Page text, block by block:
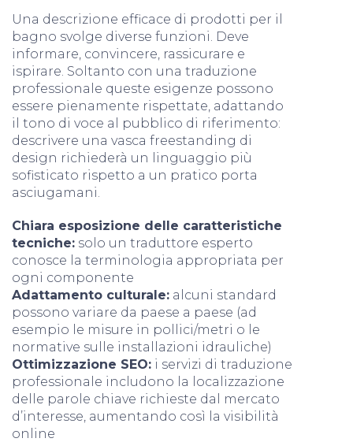
Una descrizione efficace di prodotti per il
bagno svolge diverse funzioni. Deve
informare, convincere, rassicurare e
ispirare. Soltanto con una traduzione
professionale queste esigenze possono
essere pienamente rispettate, adattando
il tono di voce al pubblico di riferimento:
descrivere una vasca freestanding di
design richiederà un linguaggio più
sofisticato rispetto a un pratico porta
asciugamani.
Chiara esposizione delle caratteristiche
tecniche: solo un traduttore esperto
conosce la terminologia appropriata per
ogni componente
Adattamento culturale: alcuni standard
possono variare da paese a paese (ad
esempio le misure in pollici/metri o le
normative sulle installazioni idrauliche)
Ottimizzazione SEO: i servizi di traduzione
professionale includono la localizzazione
delle parole chiave richieste dal mercato
d’interesse, aumentando così la visibilità
online